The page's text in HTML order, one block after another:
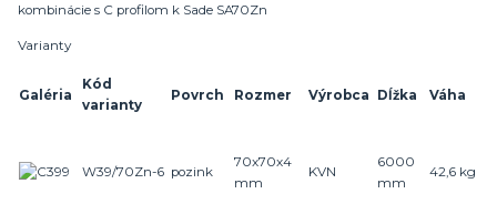
kombinácie s C profilom k Sade SA70Zn
Varianty
Galéria
Kód
varianty
Povrch Rozmer Výrobca Dĺžka Váha
W39/70Zn-6 pozink
70x70x4
mm
KVN
6000
mm
42, 6 kg